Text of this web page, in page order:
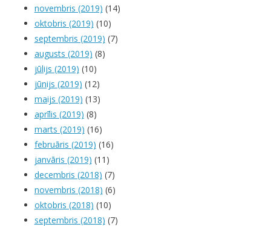
novembris (2019) (14)
oktobris (2019) (10)
septembris (2019) (7)
augusts (2019) (8)
jūlijs (2019) (10)
jūnijs (2019) (12)
maijs (2019) (13)
aprīlis (2019) (8)
marts (2019) (16)
februāris (2019) (16)
janvāris (2019) (11)
decembris (2018) (7)
novembris (2018) (6)
oktobris (2018) (10)
septembris (2018) (7)